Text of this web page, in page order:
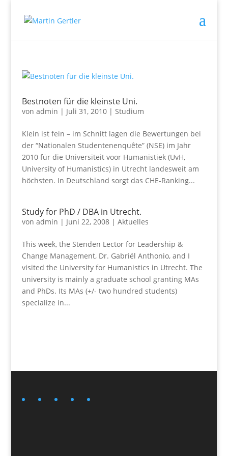
Bestnoten für die kleinste Uni.
von admin | Juli 31, 2010| Studium
Klein ist fein – im Schnitt lagen die Bewertungen bei
der “Nationalen Studentenenquête” (NSE) im Jahr
2010 für die Universiteit voor Humanistiek (UvH,
University of Humanistics) in Utrecht landesweit am
höchsten. In Deutschland sorgt das CHE-Ranking...
Study for PhD / DBA in Utrecht.
von admin | Juni 22, 2008| Aktuelles
This week, the Stenden Lector for Leadership &
Change Management, Dr. Gabriël Anthonio, and I
visited the University for Humanistics in Utrecht. The
university is mainly a graduate school granting MAs
and PhDs. Its MAs (+/- two hundred students)
specialize in...